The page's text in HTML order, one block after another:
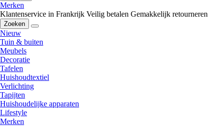
Merken
Klantenservice in Frankrijk Veilig betalen Gemakkelijk retourneren
Zoeken
Nieuw
Tuin & buiten
Meubels
Decoratie
Tafelen
Huishoudtextiel
Verlichting
Tapijten
Huishoudelijke apparaten
Lifestyle
Merken